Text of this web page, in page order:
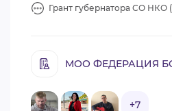
Грант губернатора СО НКО
МОО ФЕДЕРАЦИЯ
+7